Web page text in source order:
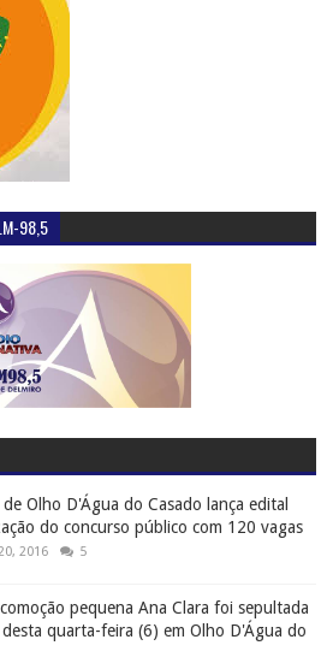
98,5
Olho D'Água do Casado lança edital
do concurso público com 120 vagas
2016 5
pequena Ana Clara foi sepultada
quarta-feira (6) em Olho D'Água do